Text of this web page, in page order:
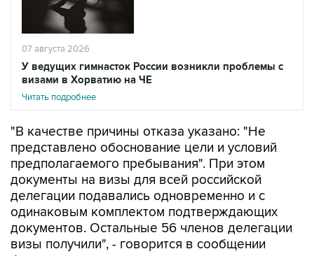
07 августа 2026
У ведущих гимнасток России возникли проблемы с
визами в Хорватию на ЧЕ
Читать подробнее
"В качестве причины отказа указано: "Не
представлено обоснование цели и условий
предполагаемого пребывания". При этом
документы на визы для всей российской
делегации подавались одновременно и с
одинаковым комплектом подтверждающих
документов. Остальные 56 членов делегации
визы получили", - говорится в сообщении